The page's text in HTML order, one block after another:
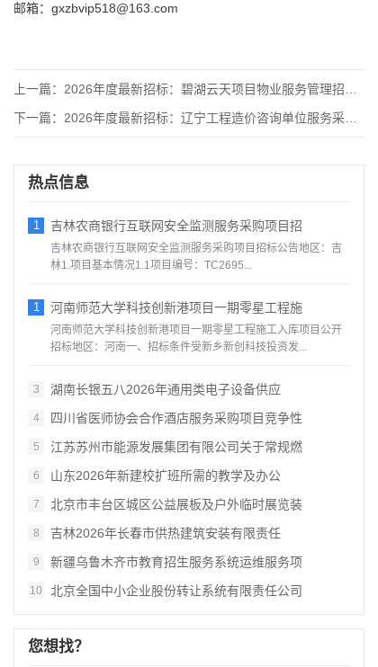
邮箱：gxzbvip518@163.com
上一篇： 2026年度最新招标：碧湖云天项目物业服务管理招标公告
下一篇： 2026年度最新招标：辽宁工程造价咨询单位服务采购招标公告
热点信息
1 吉林农商银行互联网安全监测服务采购项目招
吉林农商银行互联网安全监测服务采购项目招标公告地区：吉
林1.项目基本情况1.1项目编号：TC2695...
1 河南师范大学科技创新港项目一期零星工程施
河南师范大学科技创新港项目一期零星工程施工入库项目公开
招标地区：河南一、招标条件受新乡新创科技投资发...
3 湖南长银五八2026年通用类电子设备供应
4 四川省医师协会合作酒店服务采购项目竞争性
5 江苏苏州市能源发展集团有限公司关于常规燃
6 山东2026年新建校扩班所需的教学及办公
7 北京市丰台区城区公益展板及户外临时展览装
8 吉林2026年长春市供热建筑安装有限责任
9 新疆乌鲁木齐市教育招生服务系统运维服务项
10 北京全国中小企业股份转让系统有限责任公司
您想找？